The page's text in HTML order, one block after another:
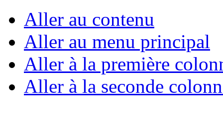
Aller au contenu
Aller au menu principal
Aller à la première
Aller à la seconde